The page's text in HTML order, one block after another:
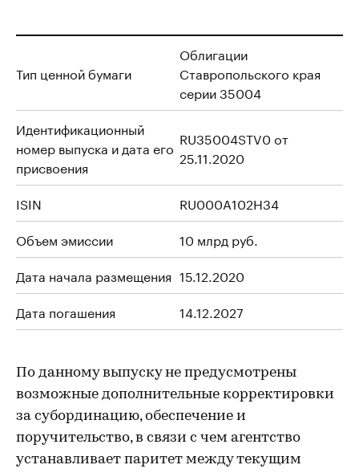
Тип ценной бумаги
Облигации
Ставропольского края
серии 35004
Идентификационный
номер выпуска и дата его
присвоения
RU35004STV0 от
25.11.2020
ISIN
RU000A102H34
Объем эмиссии
10 млрд руб.
Дата начала размещения 15.12.2020
Дата погашения
14.12.2027
По данному выпуску не предусмотрены
возможные дополнительные корректировки
за субординацию, обеспечение и
поручительство, в связи с чем агентство
устанавливает паритет между текущим